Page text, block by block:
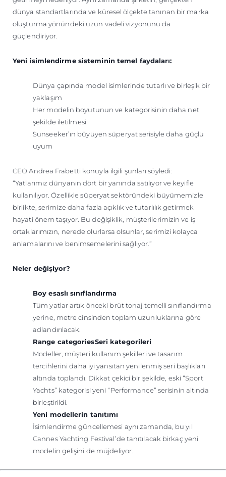
dünya standartlarında ve küresel ölçekte tanınan bir marka
oluşturma yönündeki uzun vadeli vizyonunu da
güçlendiriyor.
Yeni isimlendirme sisteminin temel faydaları:
Dünya çapında model isimlerinde tutarlı ve birleşik bir
yaklaşım
Her modelin boyutunun ve kategorisinin daha net
şekilde iletilmesi
Sunseeker’ın büyüyen süperyat serisiyle daha güçlü
uyum
CEO Andrea Frabetti konuyla ilgili şunları söyledi:
“Yatlarımız dünyanın dört bir yanında satılıyor ve keyifle
kullanılıyor. Özellikle süperyat sektöründeki büyümemizle
birlikte, serimize daha fazla açıklık ve tutarlılık getirmek
hayati önem taşıyor. Bu değişiklik, müşterilerimizin ve iş
ortaklarımızın, nerede olurlarsa olsunlar, serimizi kolayca
anlamalarını ve benimsemelerini sağlıyor.”
Neler değişiyor?
Boy esaslı sınıflandırma
Tüm yatlar artık önceki brüt tonaj temelli sınıflandırma
yerine, metre cinsinden toplam uzunluklarına göre
adlandırılacak.
Range categoriesSeri kategorileri
Modeller, müşteri kullanım şekilleri ve tasarım
tercihlerini daha iyi yansıtan yenilenmiş seri başlıkları
altında toplandı. Dikkat çekici bir şekilde, eski “Sport
Yachts” kategorisi yeni “Performance” serisinin altında
birleştirildi.
Yeni modellerin tanıtımı
İsimlendirme güncellemesi aynı zamanda, bu yıl
Cannes Yachting Festival’de tanıtılacak birkaç yeni
modelin gelişini de müjdeliyor.